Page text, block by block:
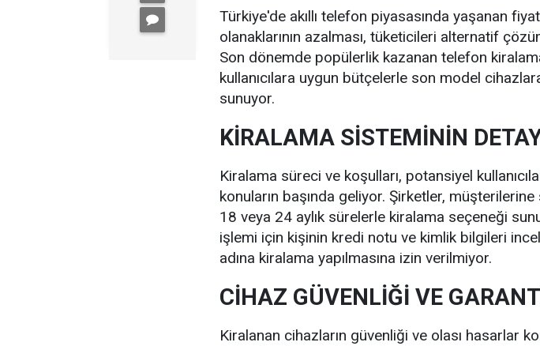
Türkiye'de akıllı telefon piyasasında yaşanan
olanaklarının azalması, tüketicileri alternatif
Son dönemde popülerlik kazanan telefon
kullanıcılara uygun bütçelerle son model
sunuyor.
KİRALAMA SİSTEMİNİN
Kiralama süreci ve koşulları, potansiyel
konuların başında geliyor. Şirketler, müşterilerine
18 veya 24 aylık sürelerle kiralama seçeneği
işlemi için kişinin kredi notu ve kimlik bilgileri
adına kiralama yapılmasına izin verilmiyor.
CİHAZ GÜVENLİĞİ VE
Kiralanan cihazların güvenliği ve olası hasarlar